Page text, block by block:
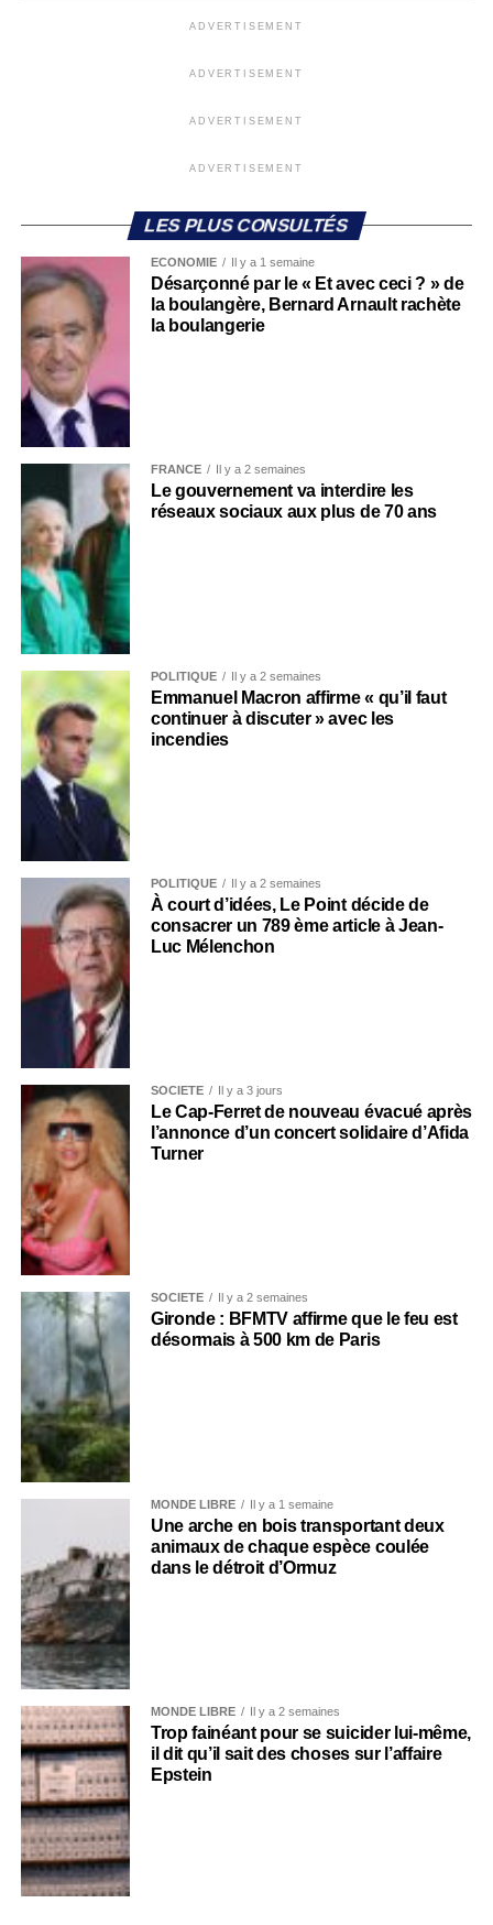
ADVERTISEMENT
ADVERTISEMENT
ADVERTISEMENT
ADVERTISEMENT
LES PLUS CONSULTÉS
ECONOMIE Il y a 1 semaine
Désarçonné par le « Et avec ceci ? » de
la boulangère, Bernard Arnault rachète
la boulangerie
FRANCE Il y a 2 semaines
Le gouvernement va interdire les
réseaux sociaux aux plus de 70 ans
POLITIQUE Il y a 2 semaines
Emmanuel Macron affirme « qu’il faut
continuer à discuter » avec les
incendies
POLITIQUE Il y a 2 semaines
À court d’idées, Le Point décide de
consacrer un 789 ème article à Jean-
Luc Mélenchon
SOCIÉTÉ Il y a 3 jours
Le Cap-Ferret de nouveau évacué après
l’annonce d’un concert solidaire d’Afida
Turner
SOCIÉTÉ Il y a 2 semaines
Gironde : BFMTV affirme que le feu est
désormais à 500 km de Paris
MONDE LIBRE Il y a 1 semaine
Une arche en bois transportant deux
animaux de chaque espèce coulée
dans le détroit d’Ormuz
MONDE LIBRE Il y a 2 semaines
Trop fainéant pour se suicider lui-même,
il dit qu’il sait des choses sur l’affaire
Epstein